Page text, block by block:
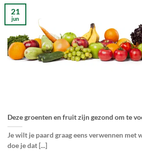
Deze groenten en fruit zijn gezond om te
Je wilt je paard graag eens verwennen met
doe je dat [...]
21
jun